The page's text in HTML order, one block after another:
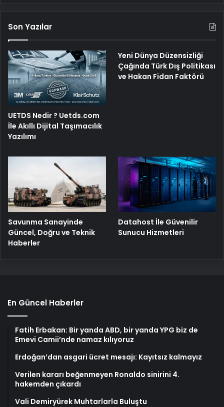
Son Yazılar
UETDS Nedir ? Uetds.com
İle Akıllı Dijital Taşımacılık
Yazılımı
Yeni Dünya Düzensizliği
Çağında Türk Dış Politikası
ve Hakan Fidan Faktörü
Savunma Sanayinde
Güncel, Doğru ve Teknik
Haberler
Datahost İle Güvenilir
Sunucu Hizmetleri
En Güncel Haberler
Fatih Erbakan: Bir yanda ABD, bir yanda YPG biz de
Emevi Camii’nde namaz kılıyoruz
Erdoğan’dan asgari ücret mesajı: Kayıtsız kalmayız
Verilen kararı beğenmeyen Ronaldo sinirini 4.
hakemden çıkardı
Vali Demiryürek Muhtarlarla Buluştu